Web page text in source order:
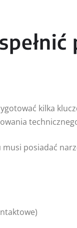
kilka
posiadać